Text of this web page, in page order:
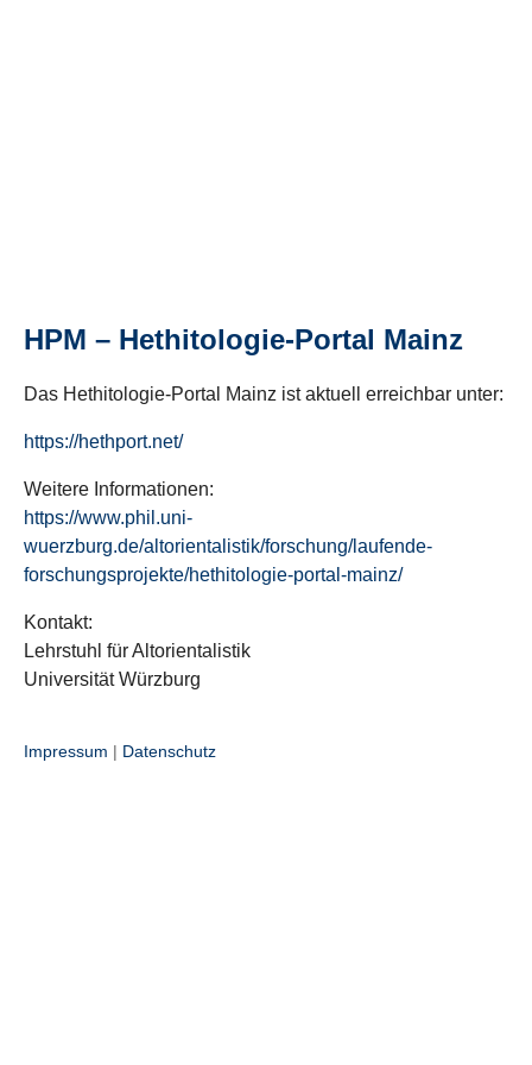
HPM – Hethitologie-Portal Mainz
Das Hethitologie-Portal Mainz ist aktuell erreichbar unter:
https://hethport.net/
Weitere Informationen:
https://www.phil.uni-
wuerzburg.de/altorientalistik/forschung/laufende-
forschungsprojekte/hethitologie-portal-mainz/
Kontakt:
Lehrstuhl für Altorientalistik
Universität Würzburg
Impressum | Datenschutz